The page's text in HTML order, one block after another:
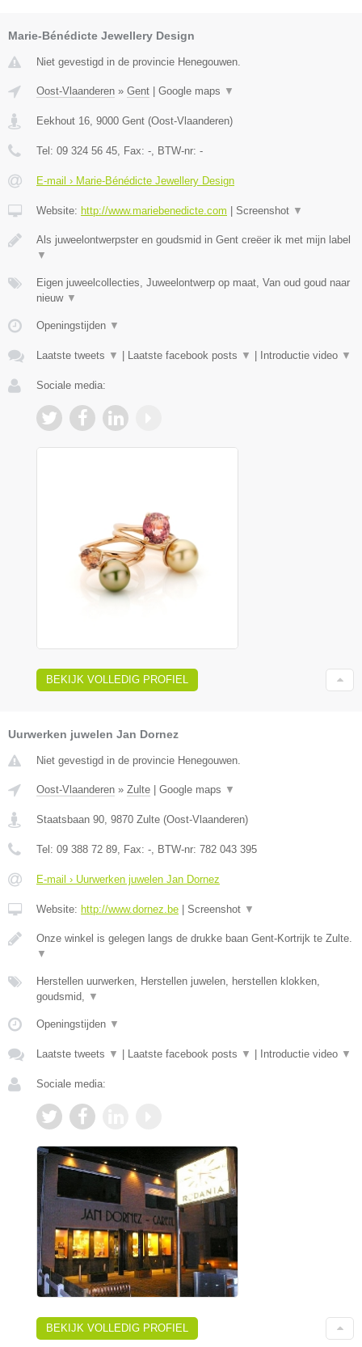
Marie-Bénédicte Jewellery Design
Niet gevestigd in de provincie Henegouwen.
Oost-Vlaanderen » Gent Google maps ▼
Eekhout 16, 9000 Gent (Oost-Vlaanderen)
Tel: 09 324 56 45, Fax: -, BTW-nr: -
E-mail › Marie-Bénédicte Jewellery Design
Website: http://www.mariebenedicte.com Screenshot ▼
Als juweelontwerpster en goudsmid in Gent creëer ik met mijn label
▼
Eigen juweelcollecties, Juweelontwerp op maat, Van oud goud naar
nieuw ▼
Openingstijden ▼
Laatste tweets ▼ Laatste facebook posts ▼ Introductie video ▼
Sociale media:
BEKIJK VOLLEDIG PROFIEL
Uurwerken juwelen Jan Dornez
Niet gevestigd in de provincie Henegouwen.
Oost-Vlaanderen » Zulte Google maps ▼
Staatsbaan 90, 9870 Zulte (Oost-Vlaanderen)
Tel: 09 388 72 89, Fax: -, BTW-nr: 782 043 395
E-mail › Uurwerken juwelen Jan Dornez
Website: http://www.dornez.be Screenshot ▼
Onze winkel is gelegen langs de drukke baan Gent-Kortrijk te Zulte.
▼
Herstellen uurwerken, Herstellen juwelen, herstellen klokken,
goudsmid, ▼
Openingstijden ▼
Laatste tweets ▼ Laatste facebook posts ▼ Introductie video ▼
Sociale media:
BEKIJK VOLLEDIG PROFIEL